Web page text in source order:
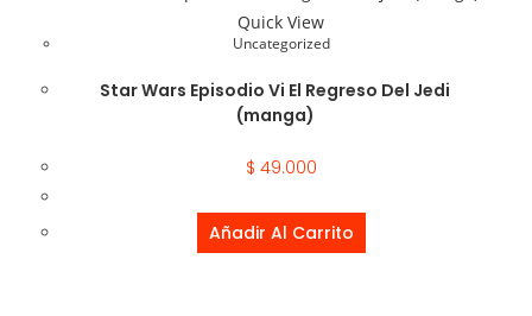
Quick View
Uncategorized
Star Wars Episodio Vi El Regreso Del Jedi
(manga)
$ 49.000
Añadir Al Carrito